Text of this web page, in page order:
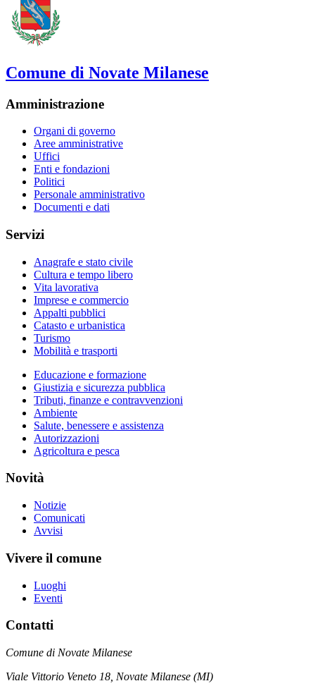
Comune di Novate Milanese
Amministrazione
Organi di governo
Aree amministrative
Uffici
Enti e fondazioni
Politici
Personale amministrativo
Documenti e dati
Servizi
Anagrafe e stato civile
Cultura e tempo libero
Vita lavorativa
Imprese e commercio
Appalti pubblici
Catasto e urbanistica
Turismo
Mobilità e trasporti
Educazione e formazione
Giustizia e sicurezza pubblica
Tributi, finanze e contravvenzioni
Ambiente
Salute, benessere e assistenza
Autorizzazioni
Agricoltura e pesca
Novità
Notizie
Comunicati
Avvisi
Vivere il comune
Luoghi
Eventi
Contatti
Comune di Novate Milanese
Viale Vittorio Veneto 18, Novate Milanese (MI)